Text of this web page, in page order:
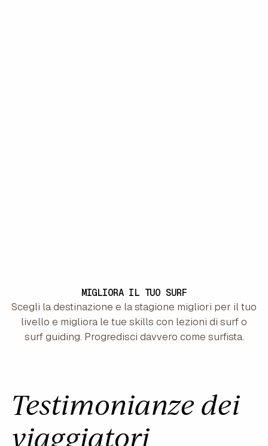
MIGLIORA IL TUO SURF
Scegli la destinazione e la stagione migliori per il tuo
livello e migliora le tue skills con lezioni di surf o
surf guiding. Progredisci davvero come surfista.
Testimonianze dei
viaggiatori